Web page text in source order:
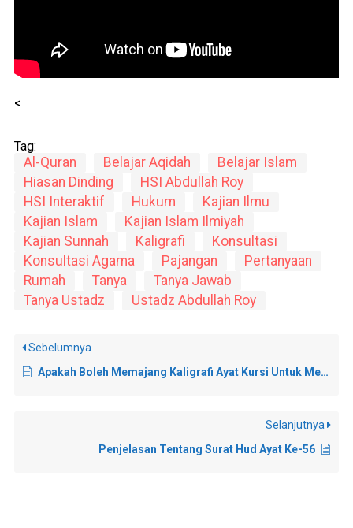
<
Tag:
Al-Quran Belajar Aqidah
Belajar Islam
Hiasan Dinding
HSI Abdullah Roy
HSI Interaktif
Hukum
Kajian Ilmu
Kajian Islam
Kajian Islam Ilmiyah
Kajian Sunnah
Kaligrafi
Konsultasi
Konsultasi Agama
Pajangan
Pertanyaan
Rumah
Tanya
Tanya Jawab
Tanya Ustadz
Ustadz Abdullah Roy
Sebelumnya
Apakah Boleh Memajang Kaligrafi Ayat Kursi Untuk Mendapatkan Keutamaan dari Ayat Kursi?
Selanjutnya
Penjelasan Tentang Surat Hud Ayat Ke-56